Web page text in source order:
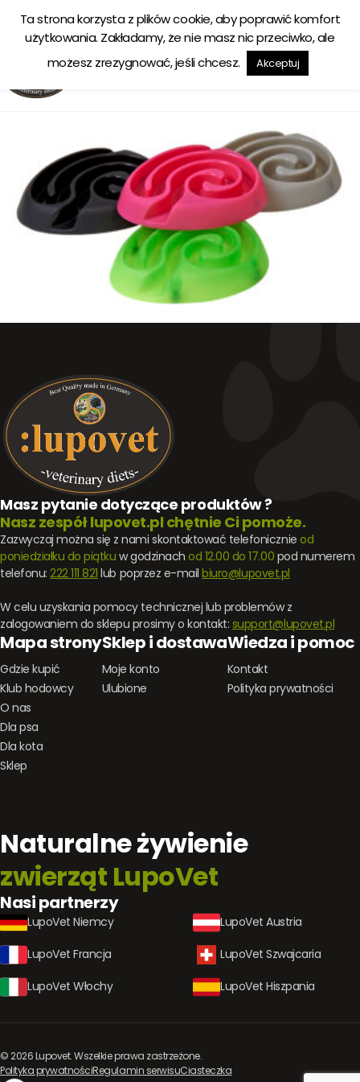
Ekologiczna karma tworzona w zgodzie z naturą
Masz pytanie dotyczące produktów ?
Nasz zespół lupovet.pl chętnie Ci pomoże.
Zazwyczaj można się z nami skontaktować telefonicznie od
poniedziałku do piątku w godzinach od 12.00 do 17.00 pod numerem
telefonu:222 111 821 lub poprzez e-mailbiuro@lupovet.pl
W celu uzyskania pomocy technicznej lub problemów z
zalogowaniem do sklepu prosimy o kontakt: support@lupovet.pl
Mapa strony
Gdzie kupić
Klub hodowcy
O nas
Dla psa
Dla kota
Sklep
Sklep i dostawa
Moje konto
Ulubione
Wiedza i pomoc
Kontakt
Polityka prywatności
Naturalne żywienie
zwierząt LupoVet
Nasi partnerzy
LupoVet Niemcy
LupoVet Austria
LupoVet Francja
LupoVet Szwajcaria
LupoVet Włochy
LupoVet Hiszpania
© 2026 Lupovet. Wszelkie prawa zastrzeżone.
Polityka prywatnościRegulamin serwisuCiasteczka
Ta strona korzysta z plików cookie, aby poprawić komfort
użytkowania. Zakładamy, że nie masz nic przeciwko, ale
możesz zrezygnować, jeśli chcesz.
Akceptuj